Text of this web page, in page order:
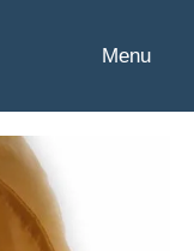
Menu